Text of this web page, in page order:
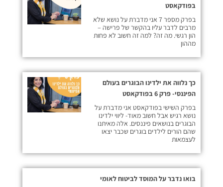
בפודקאסט
בפרק מספר 7 אני מדברת על נושא שלא
מרבים לדבר עליו בהקשר של פרישה –
הון רגשי. מה זה? למה זה חשוב לא פחות
מההון
כך נלווה את ילדינו הבוגרים בעולם
הפיננסי- פרק 6 בפודקאסט
בפרק השישי בפודקאסט אני מדברת על
נושא רגיש אבל חשוב מאוד- ליווי ילדינו
הבוגרים בנושאים פיננסים. אלה מאיתנו
שהם הורים לילדים בוגרים שכבר יצאו
לעצמאות
בואו נדבר על המוסד לביטוח לאומי